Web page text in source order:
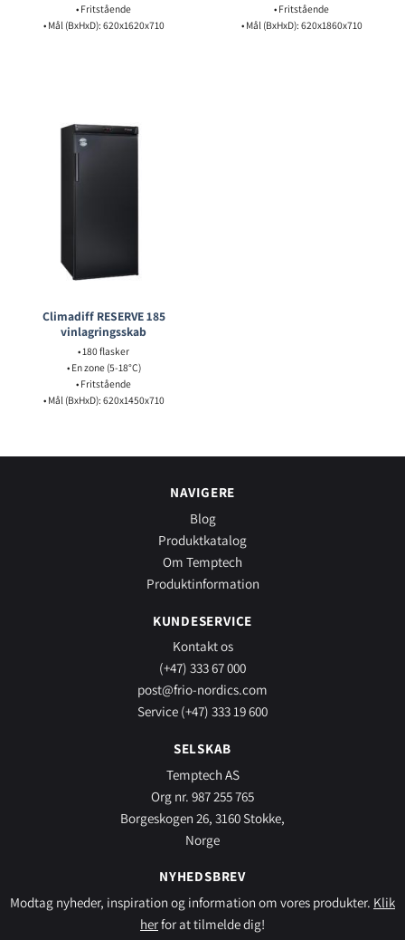
• Fritstående
• Mål (BxHxD): 620x1620x710
• Fritstående
• Mål (BxHxD): 620x1860x710
Climadiff RESERVE 185
vinlagringsskab
• 180 flasker
• En zone (5-18°C)
• Fritstående
• Mål (BxHxD): 620x1450x710
NAVIGERE
Blog
Produktkatalog
Om Temptech
Produktinformation
KUNDESERVICE
Kontakt os
(+47) 333 67 000
post@frio-nordics.com
Service (+47) 333 19 600
SELSKAB
Temptech AS
Org nr. 987 255 765
Borgeskogen 26, 3160 Stokke,
Norge
NYHEDSBREV
Modtag nyheder, inspiration og information om vores produkter. Klik
herfor at tilmelde dig!